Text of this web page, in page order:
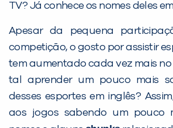
TV? Já conhece os nomes deles
Apesar da pequena
competição, o gosto por assistir
tem aumentado cada vez mais
tal aprender um pouco mais
desses esportes em inglês?
aos jogos sabendo um pouco